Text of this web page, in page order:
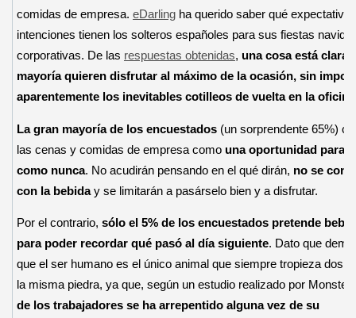
comidas de empresa. eDarlingha querido saber qué
intenciones tienen los solteros españoles para sus fiestas
corporativas. De las respuestas obtenidas, una cosa está clara:
mayoría quieren disfrutar al máximo de la ocasión, sin
aparentemente los inevitables cotilleos de vuelta en la
La gran mayoría de los encuestados(un sorprendente 65%)
las cenas y comidas de empresa como una oportunidad para
como nunca. No acudirán pensando en el qué dirán, no se
con la bebiday se limitarán a pasárselo bien y a disfrutar.
Por el contrario, sólo el 5% de los encuestados pretende
para poder recordar qué pasó al día siguiente. Dato que
que el ser humano es el único animal que siempre tropieza dos
la misma piedra, ya que, según un estudio realizado por Monster,
de los trabajadores se ha arrepentido alguna vez de su